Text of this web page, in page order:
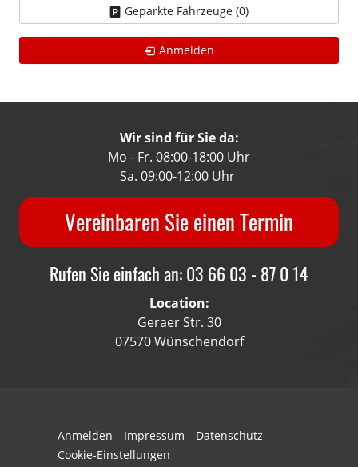
Geparkte Fahrzeuge (0)
Anmelden
Wir sind für Sie da:
Mo - Fr. 08:00-18:00 Uhr
Sa. 09:00-12:00 Uhr
Vereinbaren Sie einen Termin
Rufen Sie einfach an: 03 66 03 - 87 0 14
Location:
Geraer Str. 30
07570 Wünschendorf
Anmelden Impressum
Datenschutz
Cookie-Einstellungen